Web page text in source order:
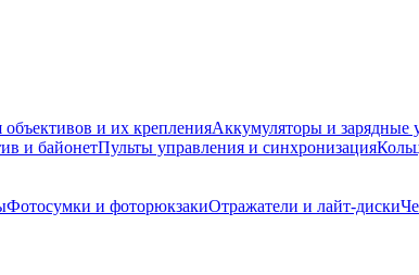
и их крепленияАккумуляторы и зарядные
и байонетПульты управления и синхронизация
Фотосумки и фоторюкзакиОтражатели и лайт-диски